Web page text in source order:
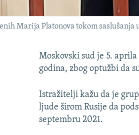
Marija Platonova tokom saslušanja
Moskovski sud je 5.
godina, zbog optužbi da
Istražitelji kažu da je
ljude širom Rusije da
septembru 2021.